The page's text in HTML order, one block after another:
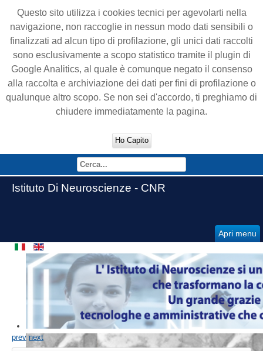
Questo sito utilizza i cookies tecnici per agevolarti nella
navigazione, non raccoglie in nessun modo dati sensibili o
finalizzati ad alcun tipo di profilazione, gli unici dati raccolti
sono esclusivamente a scopo statistico tramite il plugin di
Google Analitics, al quale è comunque negato il consenso
alla raccolta e archiviazione dei dati per fini di profilazione o
qualunque altro scopo. Se non sei d'accordo, ti preghiamo di
chiudere immediatamente la pagina.
Ho Capito
Istituto Di Neuroscienze - CNR
Apri menu
prev next